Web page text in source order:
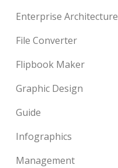
Enterprise Architecture
File Converter
Flipbook Maker
Graphic Design
Guide
Infographics
Management